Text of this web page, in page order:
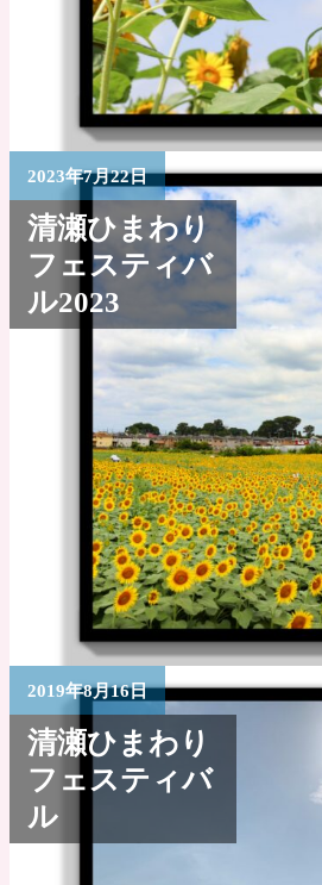
2023年7月22日
清瀬ひまわり
フェスティバ
ル2023
2019年8月16日
清瀬ひまわり
フェスティバ
ル